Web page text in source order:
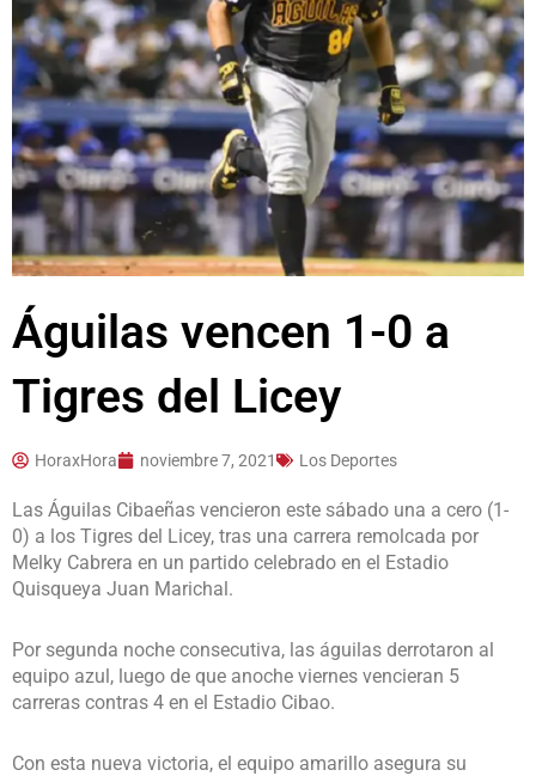
Águilas vencen 1-0 a
Tigres del Licey
HoraxHora noviembre 7, 2021 Los Deportes
Las Águilas Cibaeñas vencieron este sábado una a cero (1-
0) a los Tigres del Licey, tras una carrera remolcada por
Melky Cabrera en un partido celebrado en el Estadio
Quisqueya Juan Marichal.
Por segunda noche consecutiva, las águilas derrotaron al
equipo azul, luego de que anoche viernes vencieran 5
carreras contras 4 en el Estadio Cibao.
Con esta nueva victoria, el equipo amarillo asegura su